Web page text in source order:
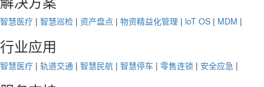
智慧医疗 | 智慧巡检 | 资产盘点 | 物资精益化管理 | loT OS | MDM |
行业应用
智慧医疗 | 轨道交通 | 智慧民航 | 智慧停车 | 零售连锁 | 安全应急 |